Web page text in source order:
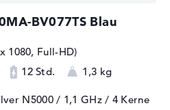
BV077TS Blau
1080, Full-HD)
12 Std. 1,3 kg
N5000 / 1,1 GHz/ 4 Kerne